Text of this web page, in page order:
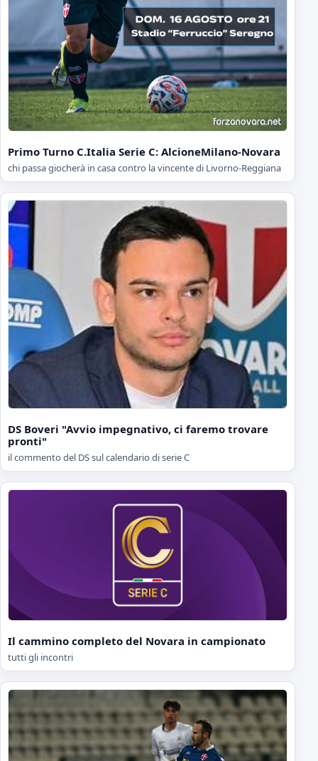
Primo Turno C.Italia Serie C: AlcioneMilano-Novara
chi passa giocherà in casa contro la vincente di Livorno-Reggiana
DS Boveri "Avvio impegnativo, ci faremo trovare
pronti"
il commento del DS sul calendario di serie C
Il cammino completo del Novara in campionato
tutti gli incontri